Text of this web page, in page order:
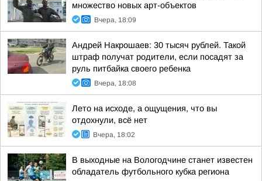
множество новых арт-объектов
Вчера, 18:09
Андрей Накрошаев: 30 тысяч рублей. Такой
штраф получат родители, если посадят за
руль питбайка своего ребенка
Вчера, 18:08
Лето на исходе, а ощущения, что вы
отдохнули, всё нет
Вчера, 18:02
В выходные на Вологодчине станет известен
обладатель футбольного кубка региона